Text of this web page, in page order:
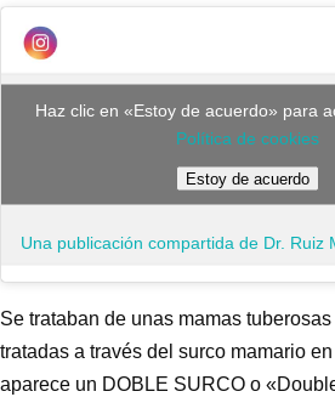
Haz clic en «Estoy de acuerdo» para
Política de cookies
Estoy de acuerdo
Se trataban de unas mamas
tratadas a través del surco mamario
aparece un DOBLE SURCO o